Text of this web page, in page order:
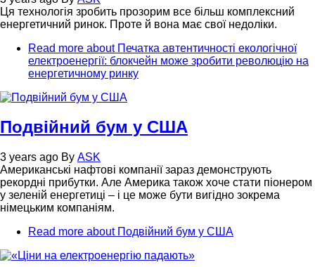
Ця технологія зробить прозорим все більш комплексний
енергетичний ринок. Проте й вона має свої недоліки.
Read more about Печатка автентичності екологічної
електроенергії: блокчейн може зробити революцію на
енергетичному ринку
Подвійний бум у США
3 years ago By ASK
Американські нафтові компанії зараз демонструють
рекордні прибутки. Але Америка також хоче стати піонером
у зеленій енергетиці – і це може бути вигідно зокрема
німецьким компаніям.
Read more about Подвійний бум у США